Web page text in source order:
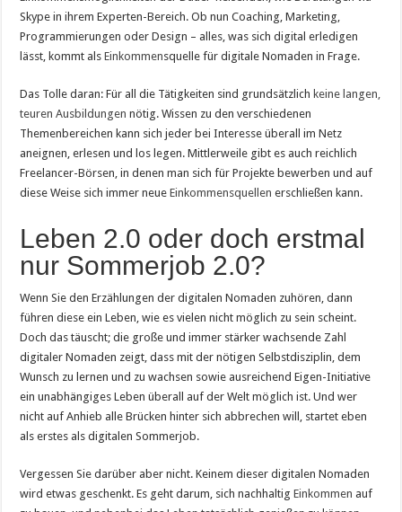
Skype in ihrem Experten-Bereich. Ob nun Coaching, Marketing,
Programmierungen oder Design – alles, was sich digital erledigen
lässt, kommt alsEinkommensquelle für digitale Nomaden in Frage.
Das Tolle daran: Für all die Tätigkeiten sind grundsätzlich keine langen,
teuren Ausbildungen nötig. Wissen zu den verschiedenen
Themenbereichen kann sich jeder bei Interesse überall im Netz
aneignen, erlesen und los legen. Mittlerweile gibt es auch reichlich
Freelancer-Börsen, in denen man sich für Projekte bewerben und auf
diese Weise sich immer neueEinkommensquellen erschließen kann.
Leben 2.0 oder doch erstmal
nur Sommerjob 2.0?
Wenn Sie den Erzählungen der digitalen Nomaden zuhören, dann
führen diese ein Leben, wie es vielen nicht möglich zu sein scheint.
Doch das täuscht; die große und immer stärker wachsende Zahl
digitaler Nomaden zeigt, dass mit der nötigen Selbstdisziplin, dem
Wunsch zu lernen und zu wachsen sowie ausreichend Eigen-Initiative
ein unabhängiges Leben überall auf der Welt möglich ist. Und wer
nicht auf Anhieb alle Brücken hinter sich abbrechen will, startet eben
als erstes als digitalen Sommerjob.
Vergessen Sie darüber aber nicht. Keinem dieser digitalen Nomaden
wird etwas geschenkt. Es geht darum, sich nachhaltigEinkommen auf